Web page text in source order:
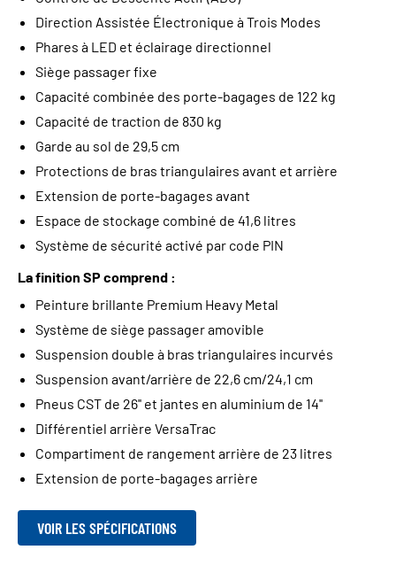
Direction Assistée Électronique à Trois Modes
Phares à LED et éclairage directionnel
Siège passager fixe
Capacité combinée des porte-bagages de 122 kg
Capacité de traction de 830 kg
Garde au sol de 29,5 cm
Protections de bras triangulaires avant et arrière
Extension de porte-bagages avant
Espace de stockage combiné de 41,6 litres
Système de sécurité activé par code PIN
La finition SP comprend :
Peinture brillante Premium Heavy Metal
Système de siège passager amovible
Suspension double à bras triangulaires incurvés
Suspension avant/arrière de 22,6 cm/24,1 cm
Pneus CST de 26'' et jantes en aluminium de 14''
Différentiel arrière VersaTrac
Compartiment de rangement arrière de 23 litres
Extension de porte-bagages arrière
VOIR LES SPÉCIFICATIONS